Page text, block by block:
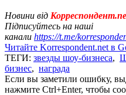
Новини від
Підписуйтесь на наші
канали https://t.me/
Читайте Korrespondent.net в
ТЕГИ: звезды шоу-бизнеса,
бизнес, награда
Если вы заметили ошибку,
нажмите Ctrl+Enter, чтобы